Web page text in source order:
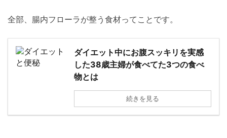
全部、腸内フローラが整う食材ってことです。
ダイエット中にお腹スッキリを実感
した38歳主婦が食べてた3つの食べ
物とは
続きを見る